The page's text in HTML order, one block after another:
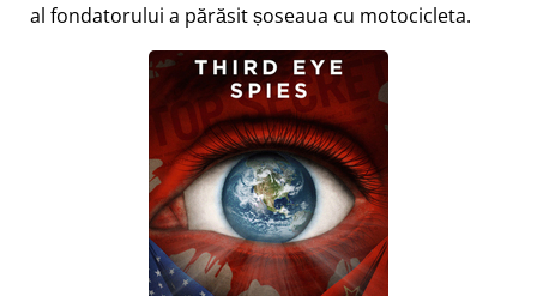
al fondatorului a părăsit șoseaua cu motocicleta.